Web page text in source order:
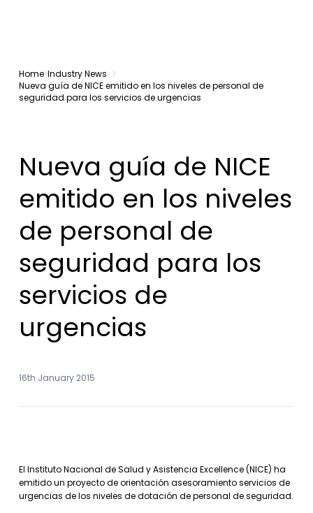
Home Industry News
Nueva guía de NICE emitido en los niveles de personal de
seguridad para los servicios de urgencias
Nueva guía de NICE
emitido en los niveles
de personal de
seguridad para los
servicios de
urgencias
16th January 2015
El Instituto Nacional de Salud y Asistencia Excellence (NICE) ha
emitido un proyecto de orientación asesoramiento servicios de
urgencias de los niveles de dotación de personal de seguridad.